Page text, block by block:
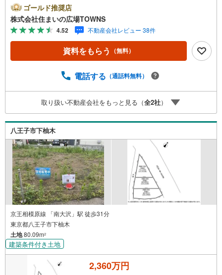
どが多い地域です。こちらの住宅用地は、好条件でこれか
らマイホームをお考えの方におすすめです。広さの心配が
いらない土地面積86.91平米（公簿）。【年中無休/9:00～2
1:00】人気物件は特にお問い合わせが集中するため、お早
めにお電話下さい。「室内・現地を見学する」ボタンより
ご予約頂くとご見学がスムーズです。■その他、各種ご相談
シミュレーション■住まいの広場TOWNSからお客様へ経験
介させて頂きます！ /他社様掲載物件も併せてご紹介可能で
すのでお気軽にお問い合わせ下さい♪駐車場もございます
ので、お車でのお越しも大歓迎です！
ゴールド推奨店
株式会社住まいの広場TOWNS
4.52 不動産会社レビュー 38件
資料をもらう （無料）
電話する （通話料無料）
取り扱い不動産会社をもっと見る（全2社）
八王子市下柚木
京王相模原線 「南大沢」駅 徒歩31分
東京都八王子市下柚木
土地80.09m2
建築条件付き土地
2,360万円